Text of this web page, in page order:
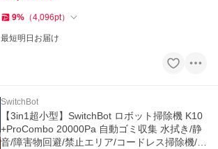
9% （4,096pt）
最短明日お届け
SwitchBot
【3in1超小型】SwitchBot ロボット掃除機 K10
+ProCombo 20000Pa 自動ゴミ収集 水拭き/静
音/障害物回避/禁止エリア/コードレス掃除機/4